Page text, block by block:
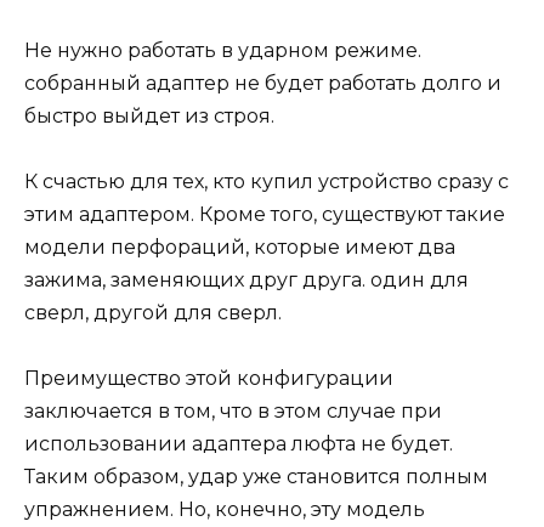
Не нужно работать в ударном режиме.
собранный адаптер не будет работать долго и
быстро выйдет из строя.
К счастью для тех, кто купил устройство сразу с
этим адаптером. Кроме того, существуют такие
модели перфораций, которые имеют два
зажима, заменяющих друг друга. один для
сверл, другой для сверл.
Преимущество этой конфигурации
заключается в том, что в этом случае при
использовании адаптера люфта не будет.
Таким образом, удар уже становится полным
упражнением. Но, конечно, эту модель